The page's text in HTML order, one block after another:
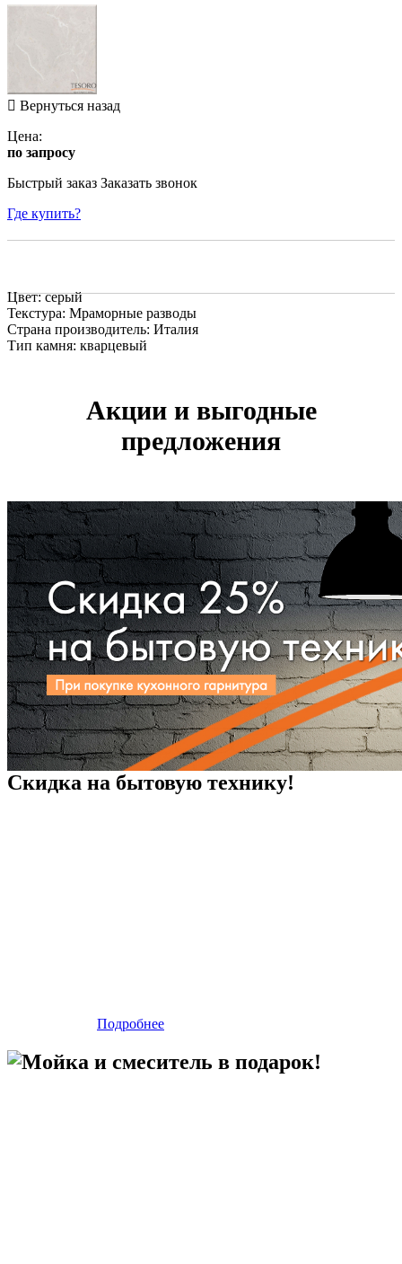
Вернуться назад
Цена:
по запросу
Быстрый заказ Заказать звонок
Где купить?
Цвет: серый
Текстура: Мраморные разводы
Страна производитель: Италия
Тип камня: кварцевый
Акции и выгодные
предложения
Скидка на бытовую технику!
Подробнее
Мойка и смеситель в подарок!